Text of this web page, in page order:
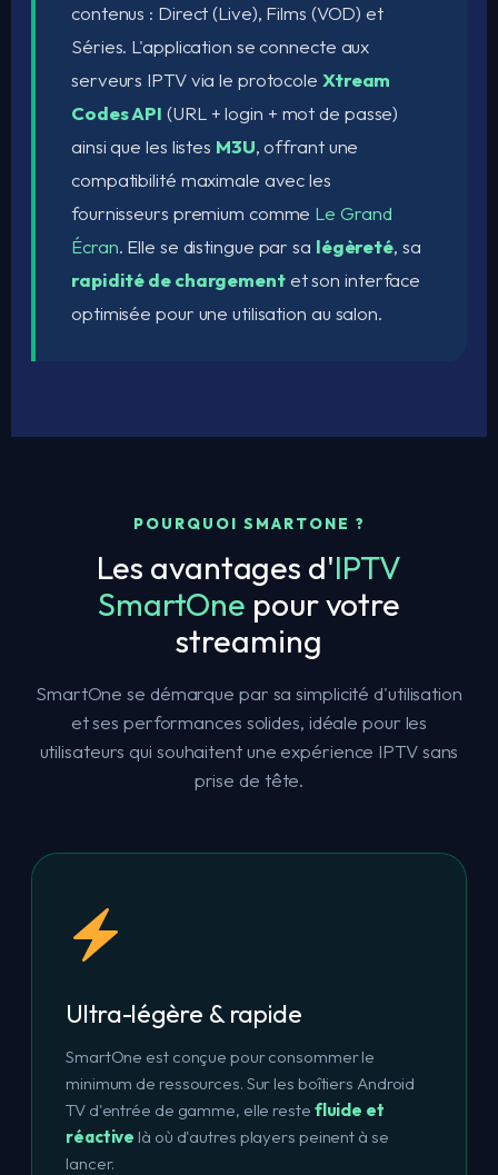
contenus : Direct (Live), Films (VOD) et
Séries. L'application se connecte aux
serveurs IPTV via le protocole Xtream
Codes API (URL + login + mot de passe)
ainsi que les listes M3U, offrant une
compatibilité maximale avec les
fournisseurs premium comme Le Grand
Écran. Elle se distingue par sa légèreté, sa
rapidité de chargementet son interface
optimisée pour une utilisation au salon.
POURQUOI SMARTONE ?
Les avantages d'IPTV
SmartOne pour votre
streaming
SmartOne se démarque par sa simplicité d'utilisation
et ses performances solides, idéale pour les
utilisateurs qui souhaitent une expérience IPTV sans
prise de tête.
Ultra-légère & rapide
SmartOne est conçue pour consommer le
minimum de ressources. Sur les boîtiers Android
TV d'entrée de gamme, elle reste fluide et
réactive là où d'autres players peinent à se
lancer.